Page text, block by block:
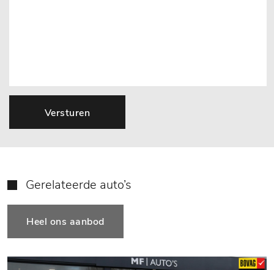
Versturen
Gerelateerde auto’s
Heel ons aanbod